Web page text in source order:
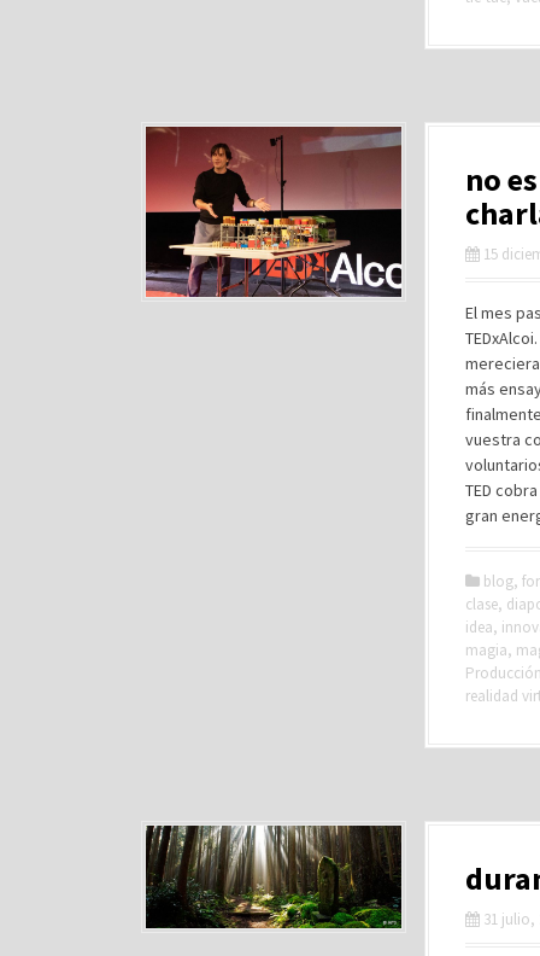
no
15
El mes
más
vuestra
TED
gran
blog,
clase,
idea,
magia,
realidad
31 julio,